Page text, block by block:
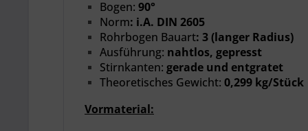
Bogen: 90°
Norm: i.A. DIN 2605
Rohrbogen Bauart: 3 (langer Radius)
Ausführung: nahtlos, gepresst
Stirnkanten: gerade und entgratet
Theoretisches Gewicht: 0,299 kg/Stück
Vormaterial: